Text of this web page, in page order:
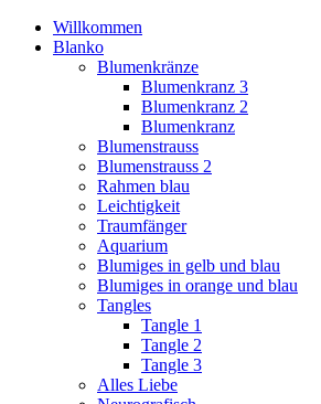
Willkommen
Blanko
Blumenkränze
Blumenkranz 3
Blumenkranz 2
Blumenkranz
Blumenstrauss
Blumenstrauss 2
Rahmen blau
Leichtigkeit
Traumfänger
Aquarium
Blumiges in gelb und blau
Blumiges in orange und blau
Tangles
Tangle 1
Tangle 2
Tangle 3
Alles Liebe